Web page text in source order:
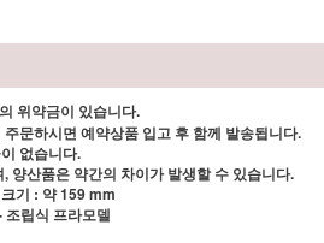
위약금이 있습니다.
문하시면 예약상품 입고 후 함께 발송됩니다.
없습니다.
양산품은 약간의 차이가 발생할 수 있습니다.
기 : 약 159 mm
조립식 프라모델